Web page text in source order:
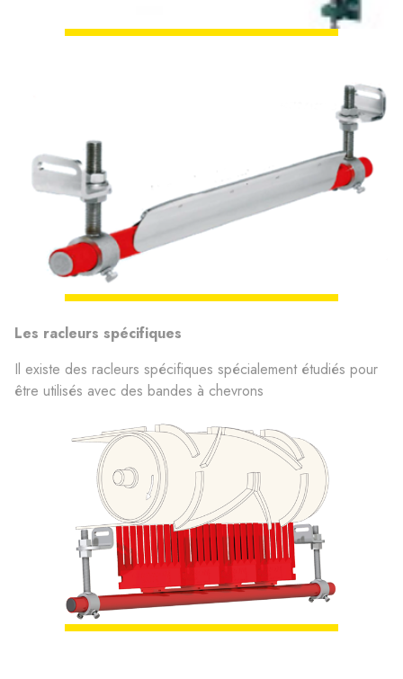
Les racleurs spécifiques
Il existe des racleurs spécifiques spécialement étudiés pour
être utilisés avec des bandes à chevrons